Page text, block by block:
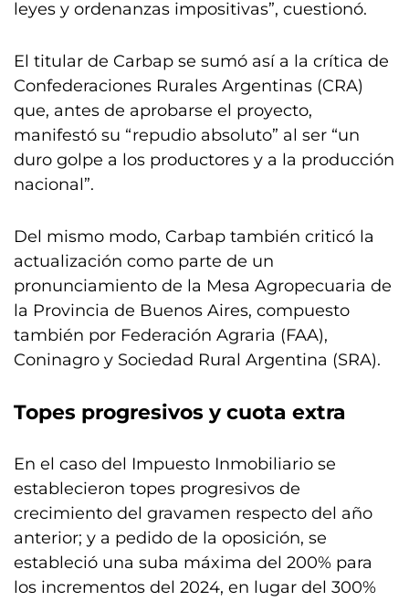
leyes y ordenanzas impositivas”, cuestionó.
El titular de Carbap se sumó así a la crítica de
Confederaciones Rurales Argentinas (CRA)
que, antes de aprobarse el proyecto,
manifestó su “repudio absoluto” al ser “un
duro golpe a los productores y a la producción
nacional”.
Del mismo modo, Carbap también criticó la
actualización como parte de un
pronunciamiento de la Mesa Agropecuaria de
la Provincia de Buenos Aires, compuesto
también por Federación Agraria (FAA),
Coninagro y Sociedad Rural Argentina (SRA).
Topes progresivos y cuota extra
En el caso del Impuesto Inmobiliario se
establecieron topes progresivos de
crecimiento del gravamen respecto del año
anterior; y a pedido de la oposición, se
estableció una suba máxima del 200% para
los incrementos del 2024, en lugar del 300%